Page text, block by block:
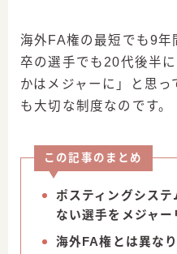
海外FA権の最短でも9年
卒の選手でも20代後半
かはメジャーに」と思
も大切な制度なのです。
この記事のまとめ
ポスティングシス
ない選手をメジャ
海外FA権とは異な